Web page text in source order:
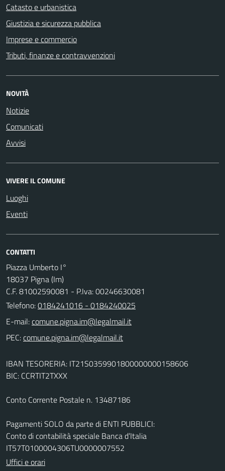
Catasto e urbanistica
Giustizia e sicurezza pubblica
Imprese e commercio
Tributi, finanze e contravvenzioni
NOVITÀ
Notizie
Comunicati
Avvisi
VIVERE IL COMUNE
Luoghi
Eventi
CONTATTI
Piazza Umberto I°
18037 Pigna (Im)
C.F. 81002590081 - P.Iva: 00246630081
Telefono:0184241016 - 0184240025
E-mail:
PEC:
IBAN TESORERIA: IT21S0359901800000000158606
BIC: CCRTIT2TXXX
Conto Corrente Postale n. 13487186
Pagamenti SOLO da parte di ENTI PUBBLICI:
Conto di contabilità speciale Banca d’Italia
IT57T0100004306TU0000007552
Uffici e orari